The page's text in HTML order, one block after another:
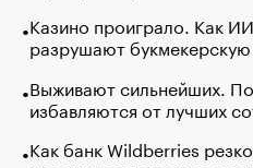
Казино проиграло. Как
разрушают
Выживают сильнейших.
избавляются от лучших
Как банк Wildberries